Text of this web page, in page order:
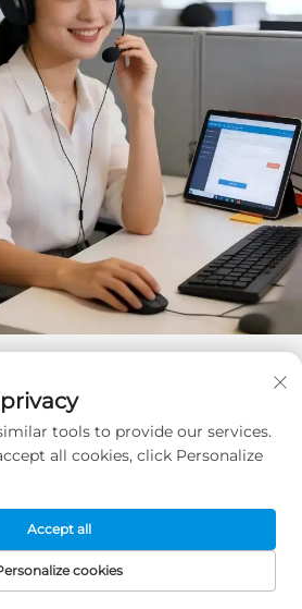
gratis tilbud
vil kontakte dig snart.
tools to provide our services.
all cookies, click Personalize
cookies
Accept all